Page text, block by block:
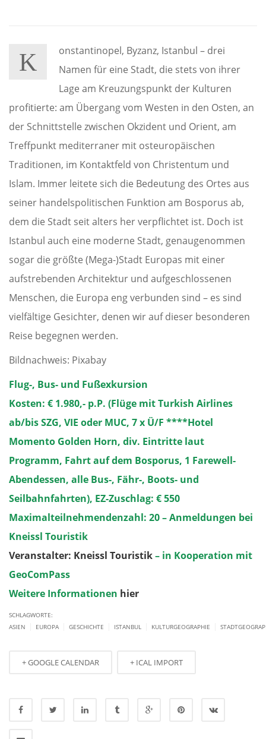
K
onstantinopel, Byzanz, Istanbul – drei
Namen für eine Stadt, die stets von ihrer
Lage am Kreuzungspunkt der Kulturen
profitierte: am Übergang vom Westen in den Osten, an
der Schnittstelle zwischen Okzident und Orient, am
Treffpunkt mediterraner mit osteuropäischen
Traditionen, im Kontaktfeld von Christentum und
Islam. Immer leitete sich die Bedeutung des Ortes aus
seiner handelspolitischen Funktion am Bosporus ab,
dem die Stadt seit alters her verpflichtet ist. Doch ist
Istanbul auch eine moderne Stadt, genaugenommen
sogar die größte (Mega-)Stadt Europas mit einer
aufstrebenden Architektur und aufgeschlossenen
Menschen, die Europa eng verbunden sind – es sind
vielfältige Gesichter, denen wir auf dieser besonderen
Reise begegnen werden.
Bildnachweis: Pixabay
Flug-, Bus- und Fußexkursion
Kosten: € 1.980,- p.P. (Flüge mit Turkish Airlines
ab/bis SZG, VIE oder MUC, 7 x Ü/F ****Hotel
Momento Golden Horn, div. Eintritte laut
Programm, Fahrt auf dem Bosporus, 1 Farewell-
Abendessen, alle Bus-, Fähr-, Boots- und
Seilbahnfahrten), EZ-Zuschlag: € 550
Maximalteilnehmendenzahl: 20 – Anmeldungen bei
Kneissl Touristik
Veranstalter: Kneissl Touristik– in Kooperation mit
GeoComPass
Weitere Informationen hier
SCHLAGWORTE:
ASIEN
EUROPA GESCHICHTE ISTANBUL KULTURGEOGRAPHIE
+ GOOGLE CALENDAR + ICAL IMPORT